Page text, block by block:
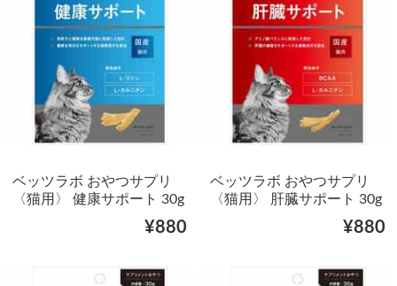
ベッツラボ おやつサプリ
〈猫用〉 健康サポート 30g
¥880
ベッツラボ おやつサプリ
〈猫用〉 肝臓サポート 30g
¥880